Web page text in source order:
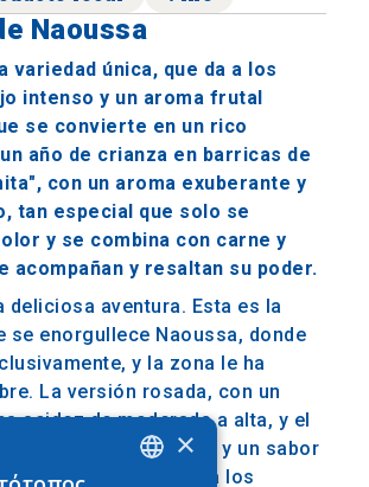
Naoussa
variedad única, que da a los
intenso y un aroma frutal
se convierte en un rico
año de crianza en barricas de
con un aroma exuberante y
tan especial que solo se
y se combina con carne y
acompañan y resaltan su poder.
deliciosa aventura. Esta es la
se enorgullece Naoussa, donde
y la zona le ha
La versión rosada, con un
acidez de moderada a alta, y el
herbal más intenso, y un sabor
dan opciones para los
×